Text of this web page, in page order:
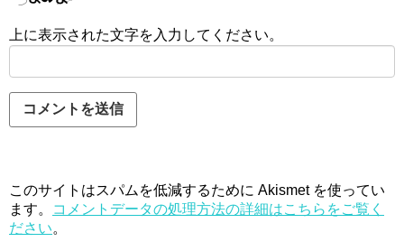
上に表示された文字を入力してください。
このサイトはスパムを低減するために Akismet を使ってい
ます。
コメントデータの処理方法の詳細はこちらをご覧く
ださい。